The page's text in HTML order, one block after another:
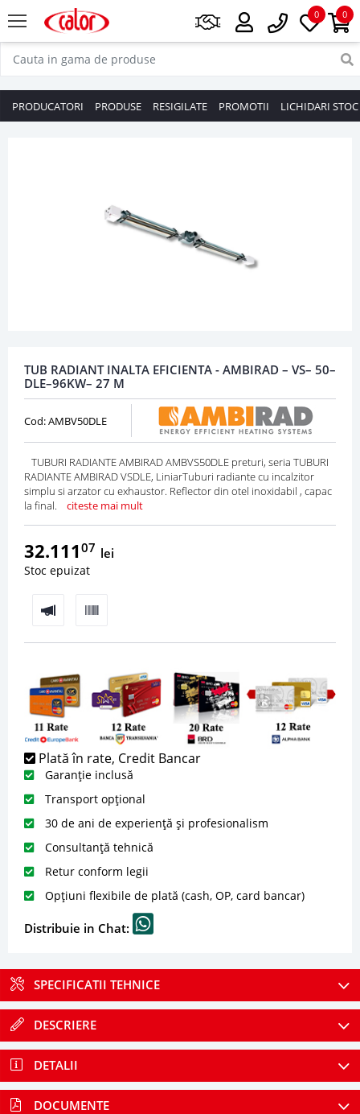
0
0
PRODUCATORI PRODUSE RESIGILATE PROMOTII LICHIDARI STOC
TUB RADIANT INALTA EFICIENTA - AMBIRAD – VS– 50–
DLE–96KW– 27 M
Cod: AMBV50DLE
TUBURI RADIANTE AMBIRAD AMBVS50DLE preturi, seria TUBURI
RADIANTE AMBIRAD VSDLE, LiniarTuburi radiante cu incalzitor
simplu si arzator cu exhaustor. Reflector din otel inoxidabil , capac
la final. citeste mai mult
32.11107 lei
Stoc epuizat
Plată în rate, Credit Bancar
Garanție inclusă
Transport opțional
30 de ani de experiență și profesionalism
Consultanță tehnică
Retur conform legii
Opțiuni flexibile de plată (cash, OP, card bancar)
Distribuie in Chat:
SPECIFICATII TEHNICE
DESCRIERE
DETALII
DOCUMENTE